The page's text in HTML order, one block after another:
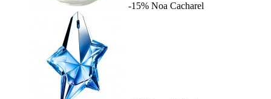
-15% Noa Cacharel